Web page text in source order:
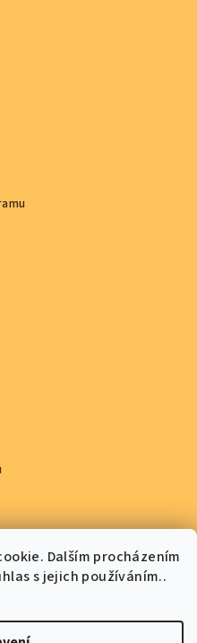
Dalším procházením
s jejich používáním..